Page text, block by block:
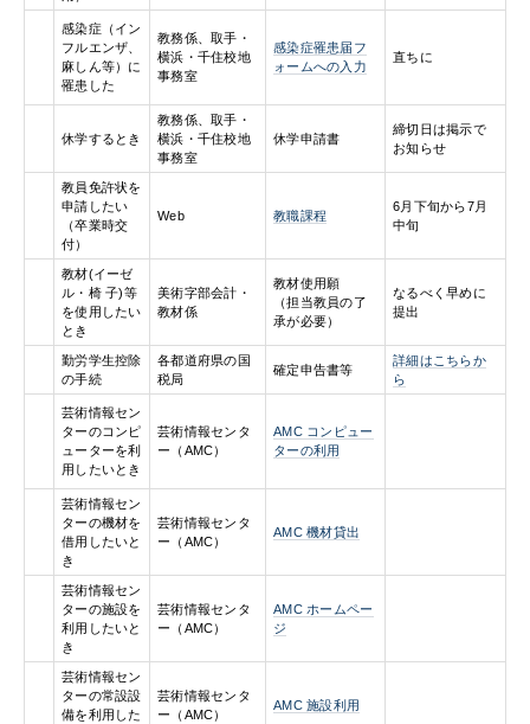
感染症（イン
フルエンザ、
麻しん等）に
罹患した
教務係、取手・
横浜・千住校地
事務室
感染症罹患届フ
ォームへの入力
直ちに
休学するとき
教務係、取手・
横浜・千住校地
事務室
休学申請書
締切日は掲示で
お知らせ
教員免許状を
申請したい
（卒業時交
付）
Web 教職課程
6月下旬から7月
中旬
教材(イーゼ
ル・椅 子)等
を使用したい
とき
美術字部会計・
教材係
教材使用願
（担当教員の了
承が必要）
なるべく早めに
提出
勤労学生控除
の手続
各都道府県の国
税局
確定申告書等
詳細はこちらか
ら
芸術情報セン
ターのコンピ
ューターを利
用したいとき
芸術情報センタ
ー（AMC）
AMC コンピュー
ターの利用
芸術情報セン
ターの機材を
借用したいと
き
芸術情報センタ
ー（AMC）
AMC 機材貸出
芸術情報セン
ターの施設を
利用したいと
き
芸術情報センタ
ー（AMC）
AMC ホームペー
ジ
芸術情報セン
ターの常設設
備を利用した
芸術情報センタ
ー（AMC）
AMC 施設利用